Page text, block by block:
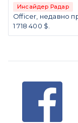
Инсайдер Радар
Officer, недавно
1 718 400 $.